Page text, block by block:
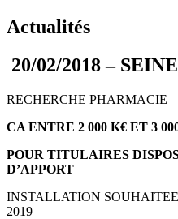
Actualités
20/02/2018 –
RECHERCHE PHARMACIE
CA ENTRE 2 000 K€ ET 3
POUR TITULAIRES
D’APPORT
INSTALLATION
2019